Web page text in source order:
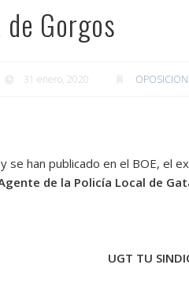
Gorgos
31 enero, 2020
se han publicado en el BOE, el
de la Policía Local de
UGT TU